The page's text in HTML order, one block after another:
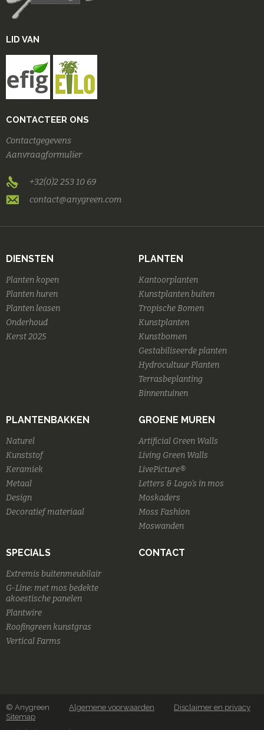
LID VAN
CONTACTEER ONS
Contactgegevens
Aanvraagformulier
+32(0)2 253 10 69
contact@anygreen.com
DIENSTEN
Planten kopen
Planten huren
Planten leasen
Onderhoud
Kerst 2025
PLANTEN
Kantoorplanten
Kunstplanten buiten
Tropische Bomen
Kunstplanten
Kunstbomen
Gestabiliseerde planten
Hydrocultuur Planten
Terrasbeplanting
Binnentuinen
PLANTENBAKKEN
Naturel
Kunststof
Keramiek
Metaal
Design
Decoratief materiaal
GROENE MUREN
Artificial Green Walls
Living Green Walls
LivePicture®
Letters & Logo's in mos
Moskaders
Moss Fashion
Moswanden
SPECIALS
Extremis buitenmeubilair
G-Line: met mos bedekte
akoestische panelen
Plantwire
Roofingreen kunstgras
Vertical Farms
CONTACT
© Anygreen Algemene voorwaarden
Disclaimer en privacy
Sitemap